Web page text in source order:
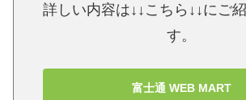
詳しい内容は↓↓こちら↓↓にご
す。
富士通 WEB MART